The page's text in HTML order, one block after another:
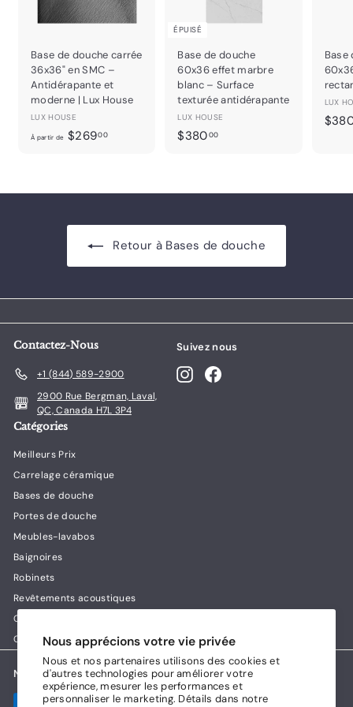
Nous apprécions votre vie privée
Nous et nos partenaires utilisons des cookies et
d'autres technologies pour améliorer votre
expérience, mesurer les performances et
personnaliser le marketing. Détails dans notre
Base de douche carrée
36x36" en SMC –
Antidérapante et
moderne | Lux House
LUX HOUSE
À partir de $26900À
i
6
0
0
ÉPUISÉ
Base de douche
60x36 effet marbre
blanc – Surface
texturée antidérapante
LUX HOUSE
$38000$
0
0
Base
LUX
Retour à Bases de douche
Contactez-Nous
+1 (844) 589-2900
2900 Rue Bergman, Laval,
QC, Canada H7L 3P4
Suivez nous
InstagramFacebook
Catégories
Meilleurs Prix
Carrelage céramique
Bases de douche
Portes de douche
Meubles-lavabos
Baignoires
Robinets
Revêtements acoustiques
Guides & conseils Lux House
Contact
Nous acceptons